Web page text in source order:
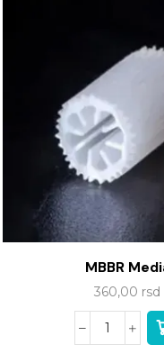
MBBR
360,00 rsd